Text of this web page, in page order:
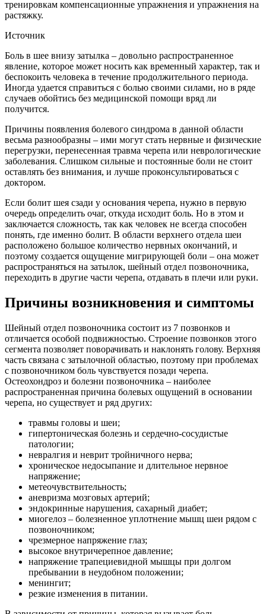
тренировкам компенсационные упражнения и упражнения на
растяжку.
Источник
Боль в шее внизу затылка – довольно распространенное
явление, которое может носить как временный характер, так и
беспокоить человека в течение продолжительного периода.
Иногда удается справиться с болью своими силами, но в ряде
случаев обойтись без медицинской помощи вряд ли
получится.
Причины появления болевого синдрома в данной области
весьма разнообразны – ими могут стать нервные и физические
перегрузки, перенесенная травма черепа или неврологические
заболевания. Слишком сильные и постоянные боли не стоит
оставлять без внимания, и лучше проконсультироваться с
доктором.
Если болит шея сзади у основания черепа, нужно в первую
очередь определить очаг, откуда исходит боль. Но в этом и
заключается сложность, так как человек не всегда способен
понять, где именно болит. В области верхнего отдела шеи
расположено большое количество нервных окончаний, и
поэтому создается ощущение мигрирующей боли – она может
распространяться на затылок, шейный отдел позвоночника,
переходить в другие части черепа, отдавать в плечи или руки.
Причины возникновения и симптомы
Шейный отдел позвоночника состоит из 7 позвонков и
отличается особой подвижностью. Строение позвонков этого
сегмента позволяет поворачивать и наклонять голову. Верхняя
часть связана с затылочной областью, поэтому при проблемах
с позвоночником боль чувствуется позади черепа.
Остеохондроз и болезни позвоночника – наиболее
распространенная причина болевых ощущений в основании
черепа, но существует и ряд других:
травмы головы и шеи;
гипертоническая болезнь и сердечно-сосудистые
патологии;
невралгия и неврит тройничного нерва;
хроническое недосыпание и длительное нервное
напряжение;
метеочувствительность;
аневризма мозговых артерий;
эндокринные нарушения, сахарный диабет;
миогелоз – болезненное уплотнение мышц шеи рядом с
позвоночником;
чрезмерное напряжение глаз;
высокое внутричерепное давление;
напряжение трапециевидной мышцы при долгом
пребывании в неудобном положении;
менингит;
резкие изменения в питании.